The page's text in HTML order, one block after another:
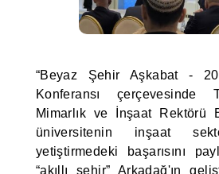
“Beyaz Şehir Aşkabat -
Konferansı çerçevesinde
Mimarlık ve İnşaat Rektörü
üniversitenin inşaat
yetiştirmedeki başarısını
“akıllı şehir” Arkadağ'ın